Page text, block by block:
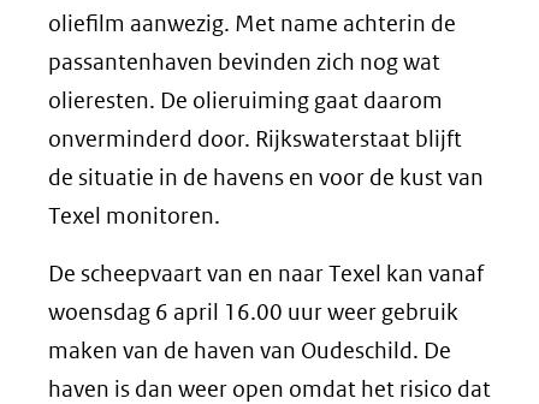
oliefilm aanwezig. Met name achterin de
passantenhaven bevinden zich nog wat
olieresten. De olieruiming gaat daarom
onverminderd door. Rijkswaterstaat blijft
de situatie in de havens en voor de kust van
Texel monitoren.
De scheepvaart van en naar Texel kan vanaf
woensdag 6 april 16.00 uur weer gebruik
maken van de haven van Oudeschild. De
haven is dan weer open omdat het risico dat